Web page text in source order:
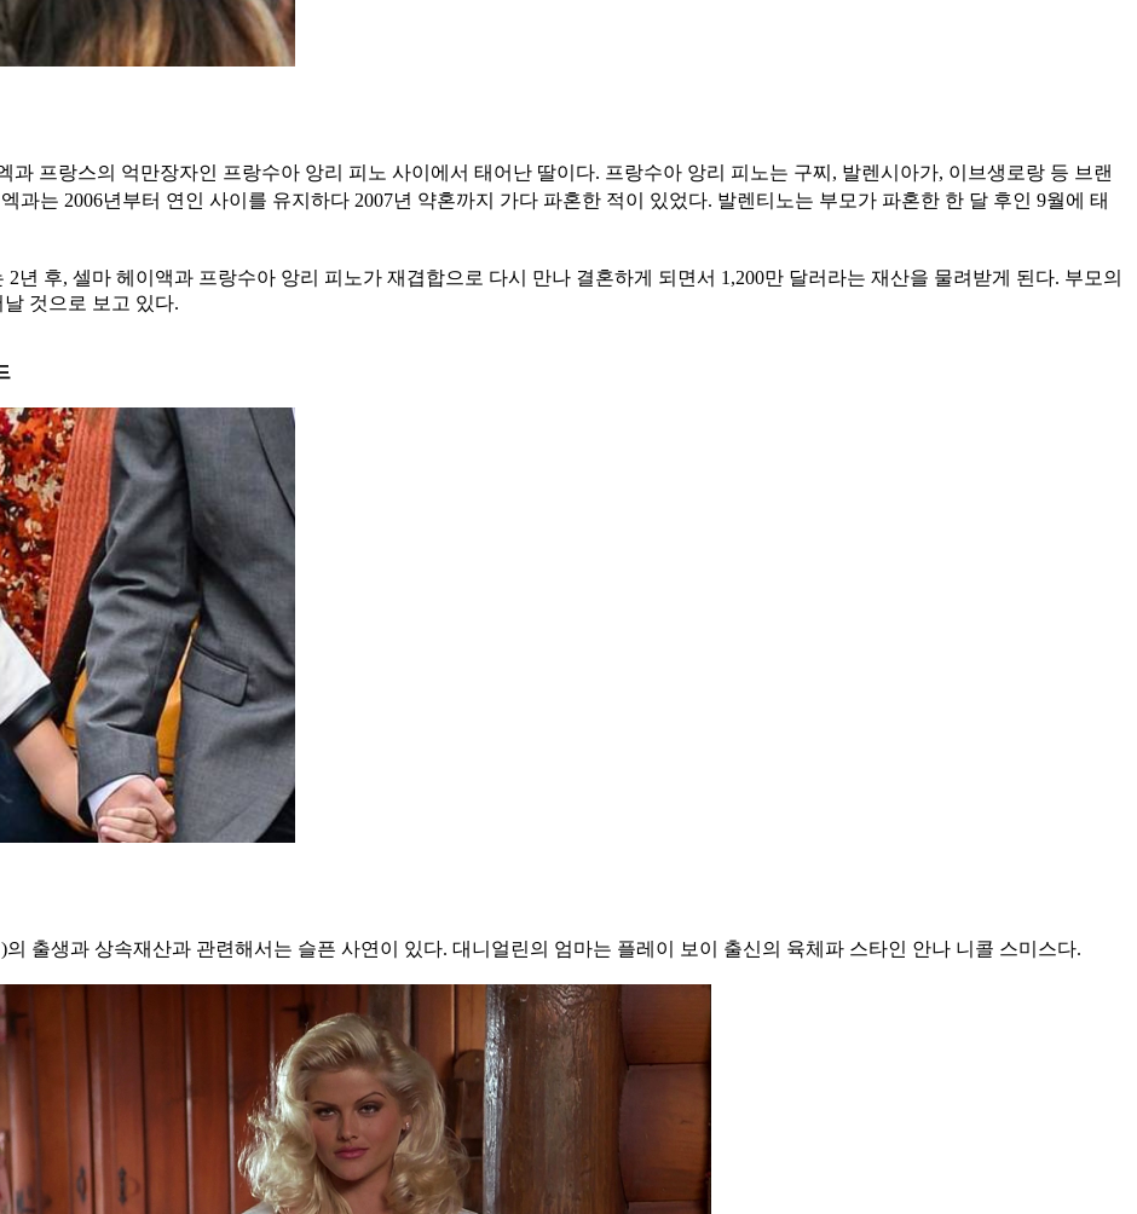
프랑스의 억만장자인 프랑수아 앙리 피노 사이에서 태어난 딸이다. 프랑수아 앙리 피노는 구찌, 발렌시아가, 이브생로랑 등 브랜
과는 2006년부터 연인 사이를 유지하다 2007년 약혼까지 가다 파혼한 적이 있었다. 발렌티노는 부모가 파혼한 한 달 후인 9월에 태
년 후, 셀마 헤이액과 프랑수아 앙리 피노가 재겹합으로 다시 만나 결혼하게 되면서 1,200만 달러라는 재산을 물려받게 된다. 부모의
것으로 보고 있다.
출생과 상속재산과 관련해서는 슬픈 사연이 있다. 대니얼린의 엄마는 플레이 보이 출신의 육체파 스타인 안나 니콜 스미스다.